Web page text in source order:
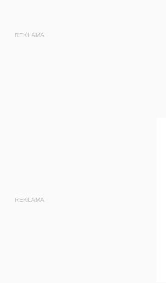
REKLAMA
REKLAMA